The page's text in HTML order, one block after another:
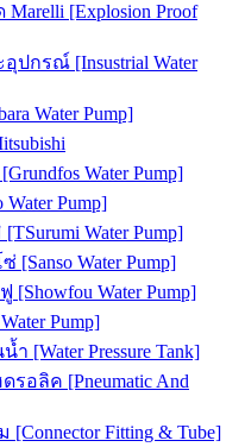
[Explosion Proof
กรณ์ [Insustrial Water
Water Pump]
Water Pump]
Pump]
Water Pump]
Water Pump]
Water Pump]
Pump]
[Water Pressure Tank]
อลิค [Pneumatic And
Fitting & Tube]